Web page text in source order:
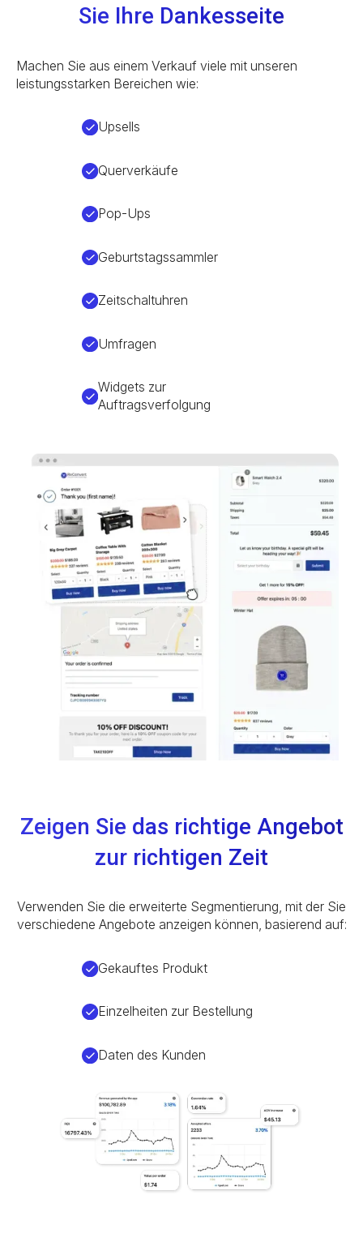
Sie Ihre Dankesseite
Machen Sie aus einem Verkauf viele mit unseren
leistungsstarken Bereichen wie:
Upsells
Querverkäufe
Pop-Ups
Geburtstagssammler
Zeitschaltuhren
Umfragen
Widgets zur
Auftragsverfolgung
Zeigen Sie das richtige Angebot
zur richtigen Zeit
Verwenden Sie die erweiterte Segmentierung, mit der Sie
verschiedene Angebote anzeigen können, basierend auf:
Gekauftes Produkt
Einzelheiten zur Bestellung
Daten des Kunden